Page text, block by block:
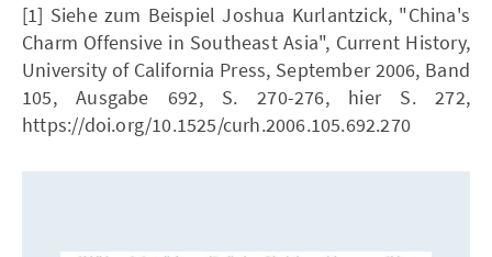
[1] Siehe zum Beispiel Joshua Kurlantzick, "China's
Charm Offensive in Southeast Asia", Current History,
University of California Press, September 2006, Band
105, Ausgabe 692, S. 270-276, hier S. 272,
https://doi.org/10.1525/curh.2006.105.692.270